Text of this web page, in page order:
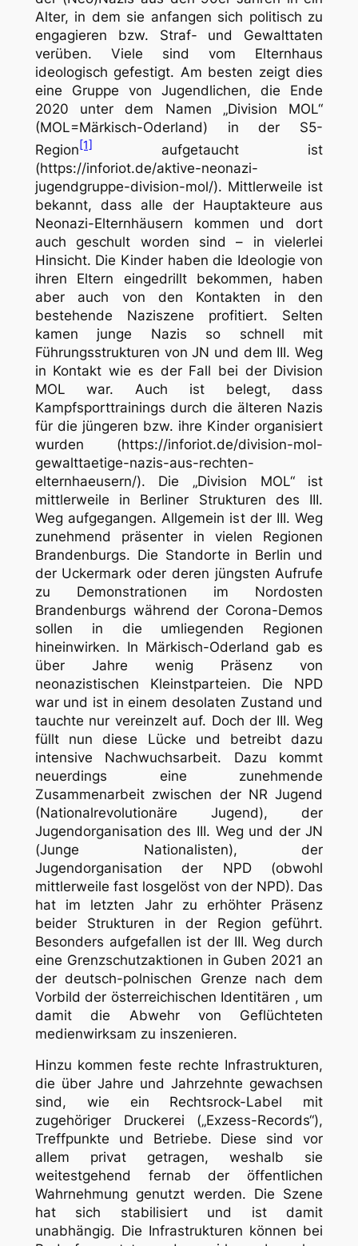
Alter, in dem sie anfangen sich politisch zu
engagieren bzw. Straf- und Gewalttaten
verüben. Viele sind vom Elternhaus
ideologisch gefestigt. Am besten zeigt dies
eine Gruppe von Jugendlichen, die Ende
2020 unter dem Namen „Division MOL“
(MOL=Märkisch-Oderland) in der S5-
Region[1]
aufgetaucht ist
(https://inforiot.de/aktive-neonazi-
jugendgruppe-division-mol/). Mittlerweile ist
bekannt, dass alle der Hauptakteure aus
Neonazi-Elternhäusern kommen und dort
auch geschult worden sind – in vielerlei
Hinsicht. Die Kinder haben die Ideologie von
ihren Eltern eingedrillt bekommen, haben
aber auch von den Kontakten in den
bestehende Naziszene profitiert. Selten
kamen junge Nazis so schnell mit
Führungsstrukturen von JN und dem III. Weg
in Kontakt wie es der Fall bei der Division
MOL war. Auch ist belegt, dass
Kampfsporttrainings durch die älteren Nazis
für die jüngeren bzw. ihre Kinder organisiert
wurden (https://inforiot.de/division-mol-
gewalttaetige-nazis-aus-rechten-
elternhaeusern/). Die „Division MOL“ ist
mittlerweile in Berliner Strukturen des III.
Weg aufgegangen. Allgemein ist der III. Weg
zunehmend präsenter in vielen Regionen
Brandenburgs. Die Standorte in Berlin und
der Uckermark oder deren jüngsten Aufrufe
zu Demonstrationen im Nordosten
Brandenburgs während der Corona-Demos
sollen in die umliegenden Regionen
hineinwirken. In Märkisch-Oderland gab es
über Jahre wenig Präsenz von
neonazistischen Kleinstparteien. Die NPD
war und ist in einem desolaten Zustand und
tauchte nur vereinzelt auf. Doch der III. Weg
füllt nun diese Lücke und betreibt dazu
intensive Nachwuchsarbeit. Dazu kommt
neuerdings eine zunehmende
Zusammenarbeit zwischen der NR Jugend
(Nationalrevolutionäre Jugend), der
Jugendorganisation des III. Weg und der JN
(Junge Nationalisten), der
Jugendorganisation der NPD (obwohl
mittlerweile fast losgelöst von der NPD). Das
hat im letzten Jahr zu erhöhter Präsenz
beider Strukturen in der Region geführt.
Besonders aufgefallen ist der III. Weg durch
eine Grenzschutzaktionen in Guben 2021 an
der deutsch-polnischen Grenze nach dem
Vorbild der österreichischen Identitären , um
damit die Abwehr von Geflüchteten
medienwirksam zu inszenieren.
Hinzu kommen feste rechte Infrastrukturen,
die über Jahre und Jahrzehnte gewachsen
sind, wie ein Rechtsrock-Label mit
zugehöriger Druckerei („Exzess-Records“),
Treffpunkte und Betriebe. Diese sind vor
allem privat getragen, weshalb sie
weitestgehend fernab der öffentlichen
Wahrnehmung genutzt werden. Die Szene
hat sich stabilisiert und ist damit
unabhängig. Die Infrastrukturen können bei